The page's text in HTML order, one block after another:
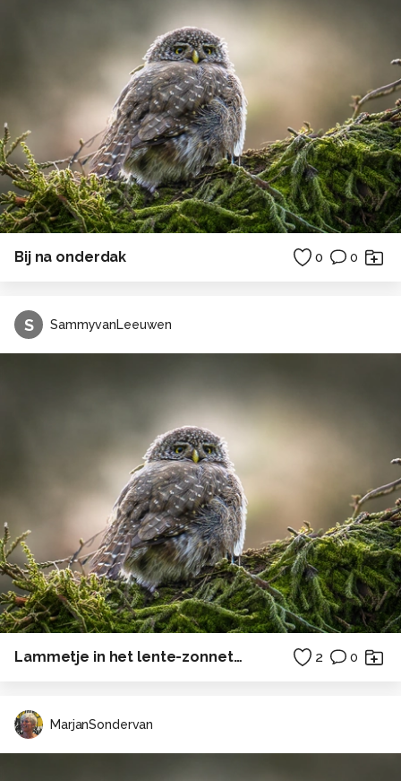
Bij na onderdak 0 0
S SammyvanLeeuwen
Lammetje in het lente-zonnetje 2 0
MarjanSondervan